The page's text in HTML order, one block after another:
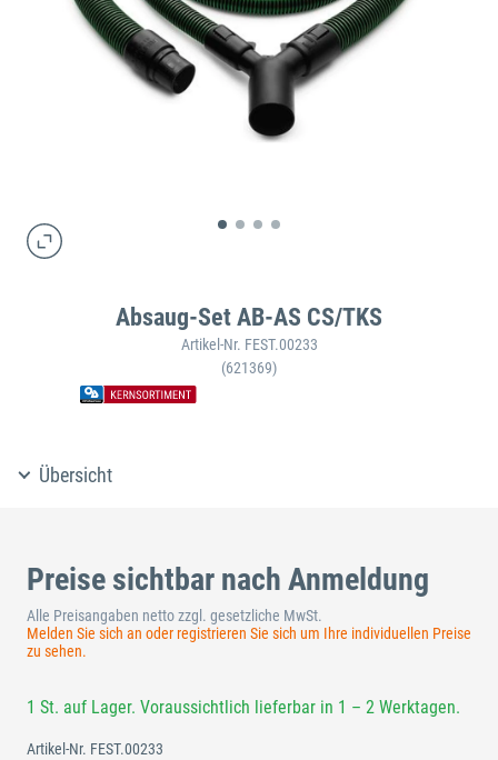
Absaug-Set AB-AS CS/TKS
Artikel-Nr. FEST.00233
(621369)
Übersicht
Preise sichtbar nach Anmeldung
Alle Preisangaben netto zzgl. gesetzliche MwSt.
Melden Sie sich an oder registrieren Sie sich um Ihre individuellen Preise
zu sehen.
1 St. auf Lager. Voraussichtlich lieferbar in 1 – 2 Werktagen.
Artikel-Nr. FEST.00233